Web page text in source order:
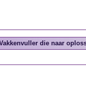
die naar